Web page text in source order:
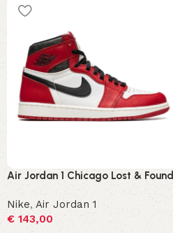
Air Jordan 1 Chicago Lost & Found
Nike, Air Jordan 1
€ 143,00